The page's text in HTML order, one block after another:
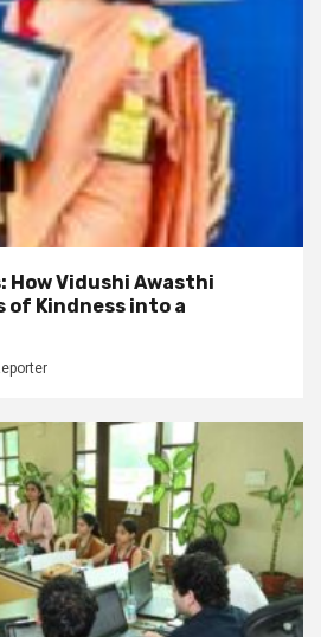
How Vidushi Awasthi
of Kindness into a